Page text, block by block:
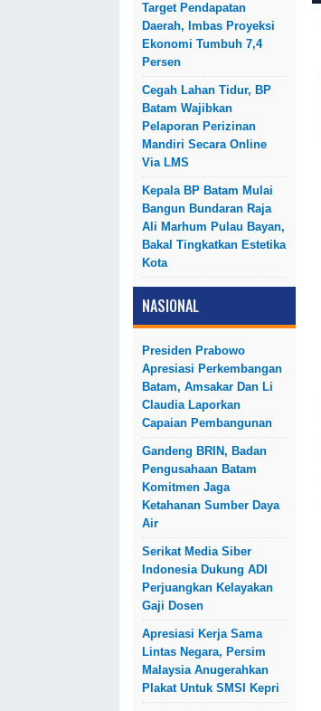
Target Pendapatan
Daerah, Imbas Proyeksi
Ekonomi Tumbuh 7,4
Persen
Cegah Lahan Tidur, BP
Batam Wajibkan
Pelaporan Perizinan
Mandiri Secara Online
Via LMS
Kepala BP Batam Mulai
Bangun Bundaran Raja
Ali Marhum Pulau Bayan,
Bakal Tingkatkan Estetika
Kota
NASIONAL
Presiden Prabowo
Apresiasi Perkembangan
Batam, Amsakar Dan Li
Claudia Laporkan
Capaian Pembangunan
Gandeng BRIN, Badan
Pengusahaan Batam
Komitmen Jaga
Ketahanan Sumber Daya
Air
Serikat Media Siber
Indonesia Dukung ADI
Perjuangkan Kelayakan
Gaji Dosen
Apresiasi Kerja Sama
Lintas Negara, Persim
Malaysia Anugerahkan
Plakat Untuk SMSI Kepri